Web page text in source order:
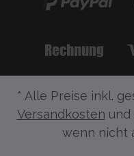
* Alle Preise inkl.
Versandkosten und
wenn nicht